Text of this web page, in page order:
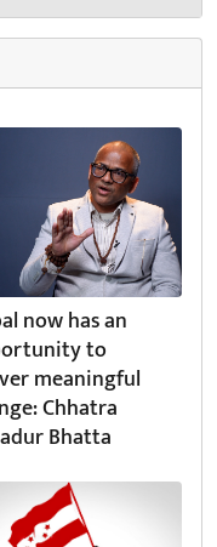
now has an
to
meaningful
Chhatra
Bhatta